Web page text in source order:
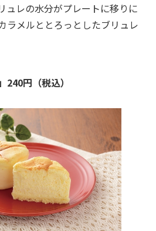
ュレの水分がプレートに移りに
ラメルととろっとしたブリュレ
240円（税込）